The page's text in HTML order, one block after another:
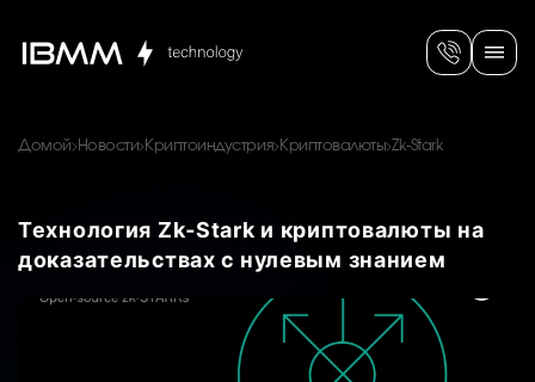
Домой Новости Криптоиндустрия Криптовалюты Zk-Stark
Технология Zk‑Stark и криптовалюты на
доказательствах с нулевым знанием